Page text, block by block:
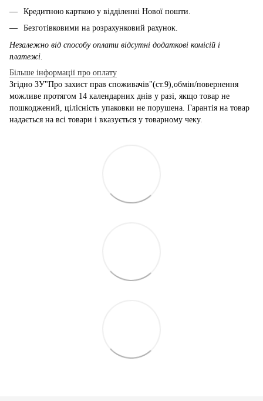
Кредитною карткою у відділенні Нової пошти.
Безготівковими на розрахунковий рахунок.
Незалежно від способу оплати відсутні додаткові комісій і
платежі.
Більше інформації про оплату
Згідно ЗУ"Про захист прав споживачів"(ст.9),обмін/повернення
можливе протягом 14 календарних днів у разі, якщо товар не
пошкоджений, цілісність упаковки не порушена. Гарантія на товар
надається на всі товари і вказується у товарному чеку.